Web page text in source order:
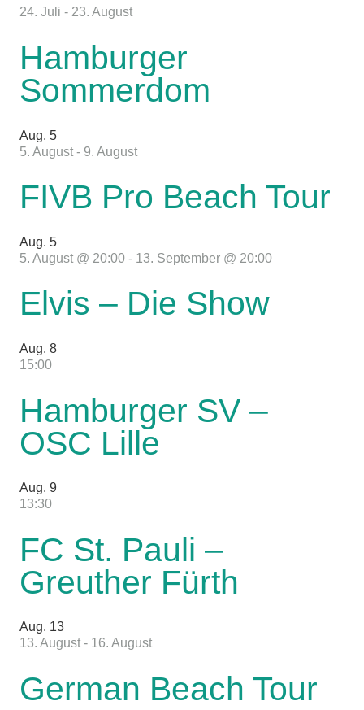
24. Juli - 23. August
Hamburger
Sommerdom
Aug. 5
5. August - 9. August
FIVB Pro Beach Tour
Aug. 5
5. August @ 20:00 - 13. September @ 20:00
Elvis – Die Show
Aug. 8
15:00
Hamburger SV –
OSC Lille
Aug. 9
13:30
FC St. Pauli –
Greuther Fürth
Aug. 13
13. August- 16. August
German Beach Tour